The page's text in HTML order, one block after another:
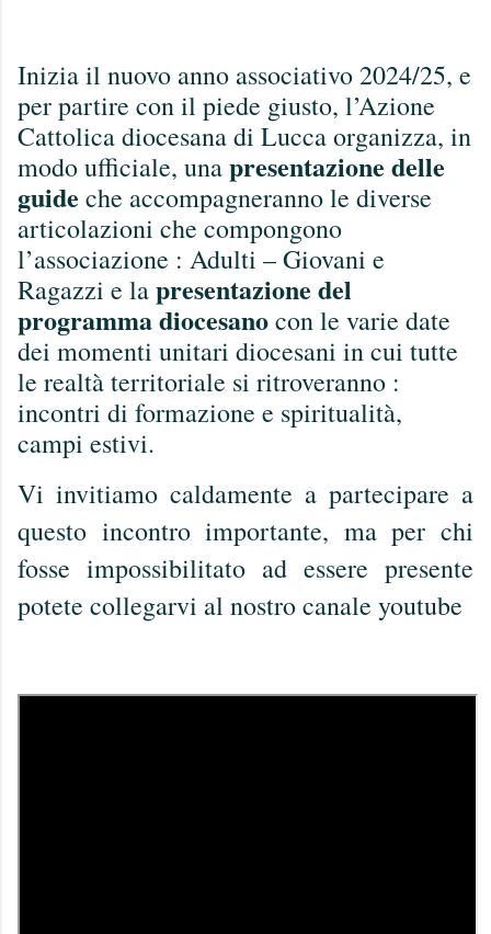
Inizia il nuovo anno associativo 2024/25, e
per partire con il piede giusto, l’Azione
Cattolica diocesana di Lucca organizza, in
modo ufficiale, unapresentazione delle
guide che accompagneranno le diverse
articolazioni che compongono
l’associazione : Adulti – Giovani e
Ragazzi e lapresentazione del
programma diocesanocon le varie date
dei momenti unitari diocesani in cui tutte
le realtà territoriale si ritroveranno :
incontri di formazione e spiritualità,
campi estivi.
Vi invitiamo caldamente a partecipare a
questo incontro importante, ma per chi
fosse impossibilitato ad essere presente
potete collegarvi al nostro canale youtube